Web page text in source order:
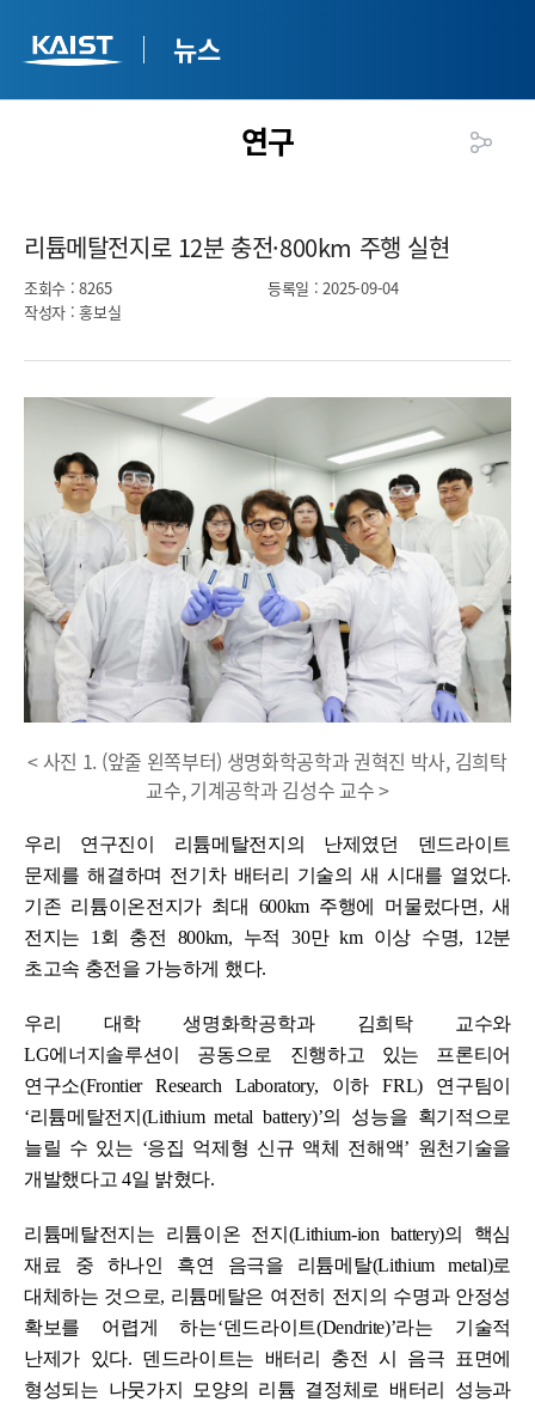
뉴스
연구
리튬메탈전지로 12분 충전·800km 주행 실현​
조회수 : 8265 등록일 : 2025-09-04
작성자 : 홍보실
< 사진 1. (앞줄 왼쪽부터) 생명화학공학과 권혁진 박사, 김희탁
교수, 기계공학과 김성수 교수 >
우리 연구진이 리튬메탈전지의 난제였던 덴드라이트
문제를 해결하며 전기차 배터리 기술의 새 시대를 열었다.
기존 리튬이온전지가 최대 600km 주행에 머물렀다면, 새
전지는 1회 충전 800km, 누적 30만 km 이상 수명, 12분
초고속 충전을 가능하게 했다.
우리 대학 생명화학공학과 김희탁 교수와
LG에너지솔루션이 공동으로 진행하고 있는 프론티어
연구소(Frontier Research Laboratory, 이하 FRL) 연구팀이
‘리튬메탈전지(Lithium metal battery)’의 성능을 획기적으로
늘릴 수 있는 ‘응집 억제형 신규 액체 전해액’ 원천기술을
개발했다고 4일 밝혔다.
리튬메탈전지는 리튬이온 전지(Lithium-ion battery)의 핵심
재료 중 하나인 흑연 음극을 리튬메탈(Lithium metal)로
대체하는 것으로, 리튬메탈은 여전히 전지의 수명과 안정성
확보를 어렵게 하는‘덴드라이트(Dendrite)’라는 기술적
난제가 있다. 덴드라이트는 배터리 충전 시 음극 표면에
형성되는 나뭇가지 모양의 리튬 결정체로 배터리 성능과